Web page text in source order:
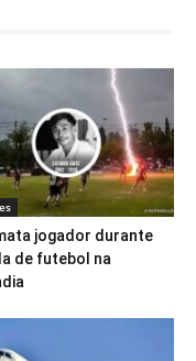
jogador durante
de futebol na